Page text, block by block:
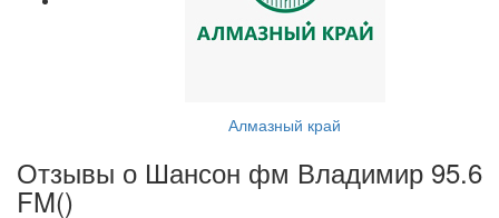
Алмазный край
Отзывы о Шансон фм Владимир 95.6
FM()